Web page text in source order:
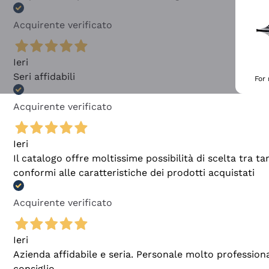
Acquirente verificato
Ieri
Seri affidabili
Acquirente verificato
Ieri
Il catalogo offre moltissime possibilità di scelta tra
conformi alle caratteristiche dei prodotti acquistati
Acquirente verificato
Ieri
Azienda affidabile e seria. Personale molto
For